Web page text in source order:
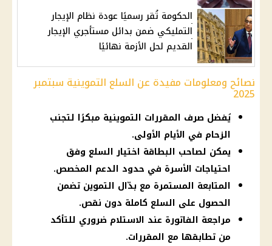
الحكومة تُقر رسميًا عودة نظام الإيجار
التمليكي ضمن بدائل مستأجري الإيجار
القديم لحل الأزمة نهائيًا
نصائح ومعلومات مفيدة عن السلع التموينية سبتمبر
2025
يُفضل صرف المقررات التموينية مبكرًا لتجنب
الزحام في الأيام الأولى.
يمكن لصاحب البطاقة اختيار السلع وفق
احتياجات الأسرة في حدود الدعم المخصص.
المتابعة المستمرة مع بدّال التموين تضمن
الحصول على السلع كاملة دون نقص.
مراجعة الفاتورة عند الاستلام ضروري للتأكد
من تطابقها مع المقررات.